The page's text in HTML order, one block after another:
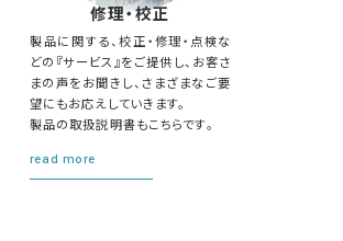
修理・校正
製品に関する、校正・修理・点検な
どの『サービス』をご提供し、お客さ
まの声をお聞きし、さまざまなご要
望にもお応えしていきます。
製品の取扱説明書もこちらです。
read more